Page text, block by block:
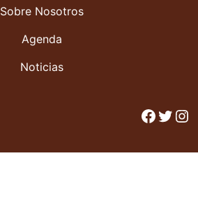
Sobre Nosotros
Agenda
Noticias